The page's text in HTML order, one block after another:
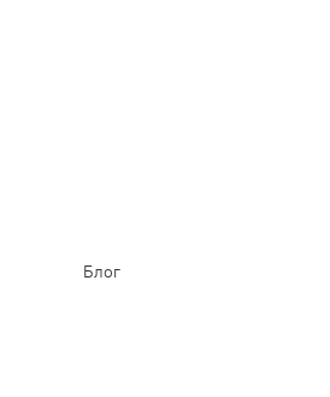
Блог